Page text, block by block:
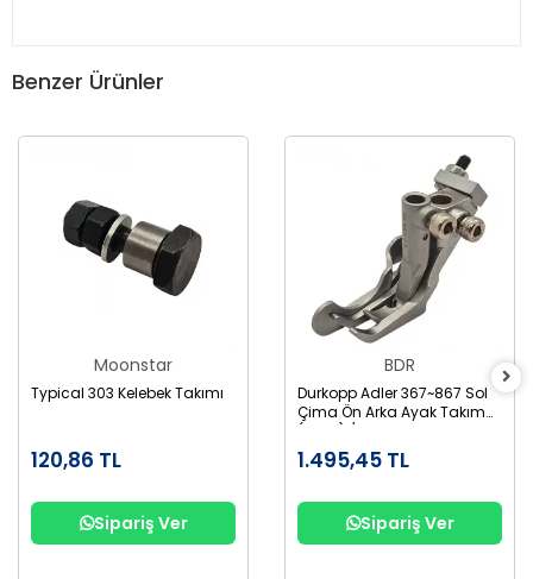
Benzer Ürünler
Moonstar
Typical 303 Kelebek Takımı
120,86 TL
Sipariş Ver
BDR
Durkopp Adler 367~867 Sol
Çima Ön Arka Ayak Takım
(3Mm) / GL867-3
1.495,45 TL
Sipariş Ver